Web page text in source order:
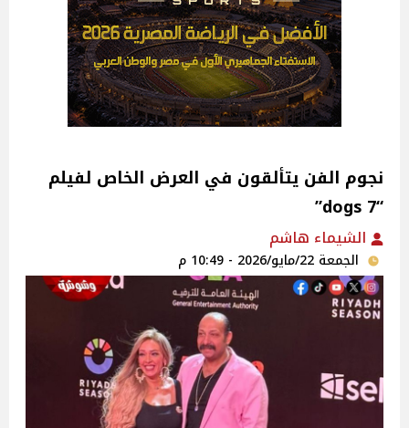
نجوم الفن يتألقون في العرض الخاص لفيلم
“dogs 7”
الشيماء هاشم
الجمعة 22/مايو/2026 - 10:49 م